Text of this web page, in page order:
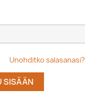
Unohditko salasanasi?
SISÄÄN